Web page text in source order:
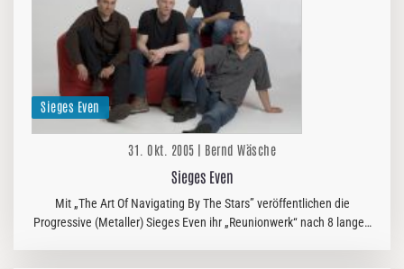
Sieges Even
31. Okt. 2005 | Bernd Wäsche
Sieges Even
Mit „The Art Of Navigating By The Stars” veröffentlichen die
Progressive (Metaller) Sieges Even ihr „Reunionwerk“ nach 8 langen